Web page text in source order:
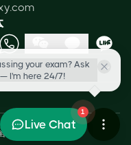
有权利。
your exam? Ask
I'm here 24/7!
1
Live Chat